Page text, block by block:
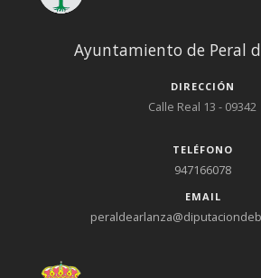
Ayuntamiento de Peral
DIRECCIÓN
Calle Real 13 - 09342
TELÉFONO
947166078
EMAIL